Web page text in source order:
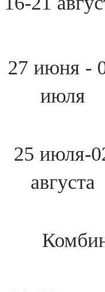
27 июня -
июля
25 июля-
августа